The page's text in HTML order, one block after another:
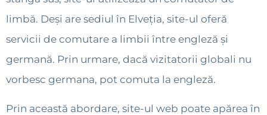
limbă. Deși are sediul în Elveția, site-ul oferă
servicii de comutare a limbii între engleză și
germană. Prin urmare, dacă vizitatorii globali nu
vorbesc germana, pot comuta la engleză.
Prin această abordare, site-ul web poate apărea în